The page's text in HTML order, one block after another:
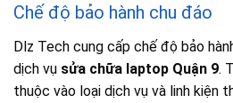
Chế độ bảo hành chu đáo
Dlz Tech cung cấp chế độ bảo
dịch vụ sửa chữa laptop Quận 9.
thuộc vào loại dịch vụ và linh kiện